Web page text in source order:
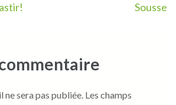
Sousse
ne sera pas publiée. Les champs